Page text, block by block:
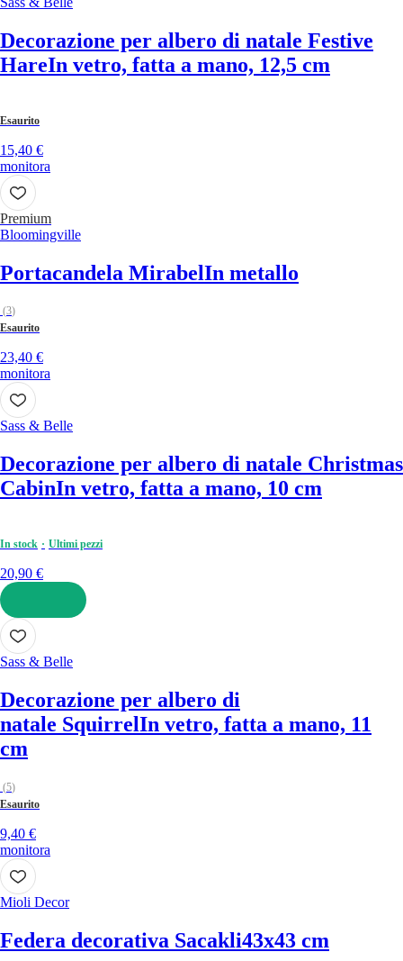
Decorazione per albero di natale Festive
HareIn vetro, fatta a mano, 12,5 cm
Esaurito
15,40 €
monitora
Premium
Bloomingville
Portacandela MirabelIn metallo
(3)
Esaurito
23,40 €
monitora
Sass & Belle
Decorazione per albero di natale Christmas
CabinIn vetro, fatta a mano, 10 cm
In stock Ultimi pezzi
20,90 €
AGGIUNGI
Sass & Belle
Decorazione per albero di
natale SquirrelIn vetro, fatta a mano, 11
cm
(5)
Esaurito
9,40 €
monitora
Mioli Decor
Federa decorativa Sacakli43x43 cm